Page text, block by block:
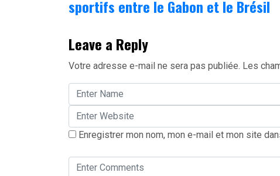
sportifs entre le Gabon et le Brésil
Leave a Reply
Votre adresse e-mail ne sera pas publiée. Les
Enregistrer mon nom, mon e-mail et mon site